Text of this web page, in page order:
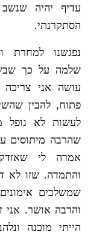
עדיף יהיה
הסתקרנתי.
נפגשנו למחרת
שלמה על כך
עושה אני
פתוח, להבין
לעשות לא נופל
שהרבה מיתוסים
אמרה לי
והתמדה. שזו לא
שמשלבים
והרבה אושר. אני
הייתי מוכנה